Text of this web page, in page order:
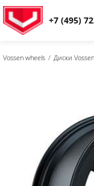
+7 (495)
Vossen wheels Диски Vossen